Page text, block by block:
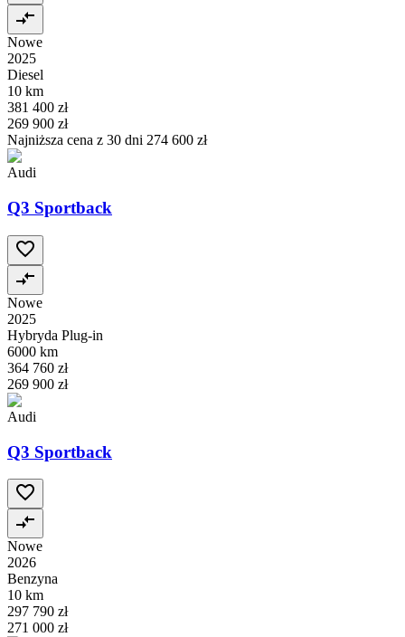
Nowe
2025
Diesel
10 km
381 400 zł
269 900 zł
Najniższa cena z 30 dni 274 600 zł
Audi
Q3 Sportback
Nowe
2025
Hybryda Plug-in
6000 km
364 760 zł
269 900 zł
Audi
Q3 Sportback
Nowe
2026
Benzyna
10 km
297 790 zł
271 000 zł